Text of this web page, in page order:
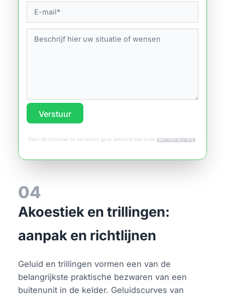
Verstuur
Door dit formulier te versturen ga je akkoord met onze privacyverklaring.
04
Akoestiek en trillingen:
aanpak en richtlijnen
Geluid en trillingen vormen een van de
belangrijkste praktische bezwaren van een
buitenunit in de kelder. Geluidscurves van